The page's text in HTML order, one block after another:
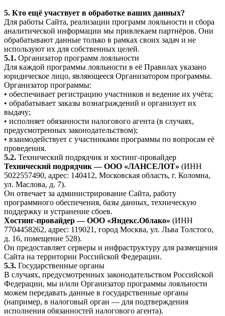
5. Кто ещё участвует в обработке ваших данных?
Для работы Сайта, реализации программ лояльности и сбора
аналитической информации мы привлекаем партнёров. Они
обрабатывают данные только в рамках своих задач и не
используют их для собственных целей.
5.1. Организатор программ лояльности
Для каждой программы лояльности в её Правилах указано
юридическое лицо, являющееся Организатором программы.
Организатор программы:
• обеспечивает регистрацию участников и ведение их учёта;
• обрабатывает заказы вознаграждений и организует их
выдачу;
• исполняет обязанности налогового агента (в случаях,
предусмотренных законодательством);
• взаимодействует с участниками программы по вопросам её
проведения.
5.2. Технический подрядчик и хостинг-провайдер
Технический подрядчик — ООО «ЛАНСЕЛОТ» (ИНН
5022557490, адрес: 140412, Московская область, г. Коломна,
ул. Маслова, д. 7).
Он отвечает за администрирование Сайта, работу
программного обеспечения, базы данных, техническую
поддержку и устранение сбоев.
Хостинг-провайдер — ООО «Яндекс.Облако» (ИНН
7704458262, адрес: 119021, город Москва, ул. Льва Толстого,
д. 16, помещение 528).
Он предоставляет серверы и инфраструктуру для размещения
Сайта на территории Российской Федерации.
5.3. Государственные органы
В случаях, предусмотренных законодательством Российской
Федерации, мы и/или Организатор программы лояльности
можем передавать данные в государственные органы
(например, в налоговый орган — для подтверждения
исполнения обязанностей налогового агента).